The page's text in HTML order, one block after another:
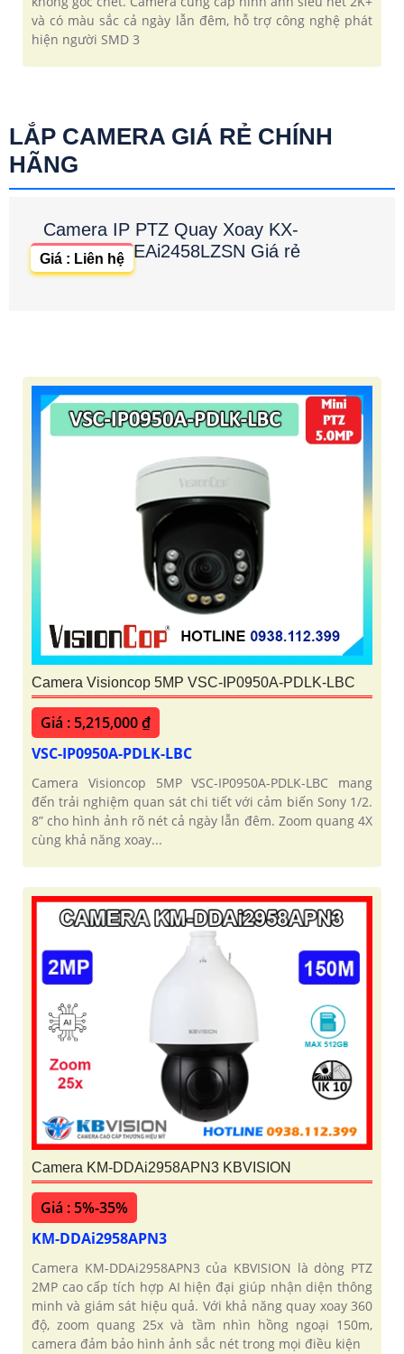
và có màu sắc cả ngày lẫn đêm, hỗ trợ công nghệ phát
hiện người SMD 3
LẮP CAMERA GIÁ RẺ CHÍNH
HÃNG
Camera IP PTZ Quay Xoay KX-
EAi2458LZSN Giá rẻ
Giá : Liên hệ
Camera Visioncop 5MP VSC-IP0950A-PDLK-LBC
Giá : 5,215,000 ₫
VSC-IP0950A-PDLK-LBC
Camera Visioncop 5MP VSC-IP0950A-PDLK-LBC mang
đến trải nghiệm quan sát chi tiết với cảm biến Sony 1/2.
8” cho hình ảnh rõ nét cả ngày lẫn đêm. Zoom quang 4X
cùng khả năng xoay...
Camera KM-DDAi2958APN3 KBVISION
Giá : 5%-35%
KM-DDAi2958APN3
Camera KM-DDAi2958APN3 của KBVISION là dòng PTZ
2MP cao cấp tích hợp AI hiện đại giúp nhận diện thông
minh và giám sát hiệu quả. Với khả năng quay xoay 360
độ, zoom quang 25x và tầm nhìn hồng ngoại 150m,
camera đảm bảo hình ảnh sắc nét trong mọi điều kiện